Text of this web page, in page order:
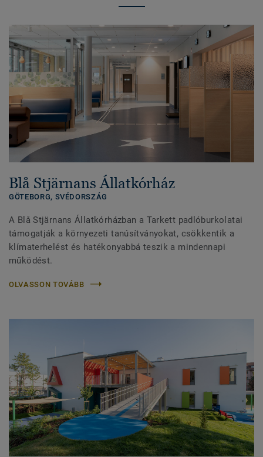
Blå Stjärnans Állatkórház
GÖTEBORG, SVÉDORSZÁG
A Blå Stjärnans Állatkórházban a Tarkett padlóburkolatai
támogatják a környezeti tanúsítványokat, csökkentik a
klímaterhelést és hatékonyabbá teszik a mindennapi
működést.
OLVASSON TOVÁBB